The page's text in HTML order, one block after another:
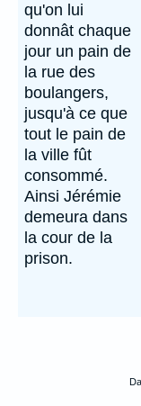
qu'on lui
donnât chaque
jour un pain de
la rue des
boulangers,
jusqu'à ce que
tout le pain de
la ville fût
consommé.
Ainsi Jérémie
demeura dans
la cour de la
prison.